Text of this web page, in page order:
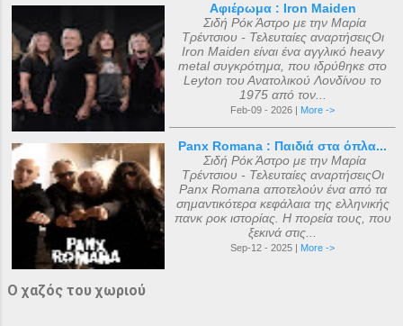
Αφιέρωμα : Iron Maiden
Σιδή Ρόκ Άστρο με την Μαρία
Τρέντσιου - Τελευταίες αναρτήσειςΟι
Iron Maiden είναι ένα αγγλικό heavy
metal συγκρότημα, που ιδρύθηκε στο
Leyton του Ανατολικού Λονδίνου το
1975 από τον...
Feb-09 - 2026 | More ->
Panx Romana : Παιδιά στα όπλα...
Σιδή Ρόκ Άστρο με την Μαρία
Τρέντσιου - Τελευταίες αναρτήσειςΟι
Panx Romana αποτελούν ένα από τα
σημαντικότερα κεφάλαια της ελληνικής
πανκ ροκ ιστορίας. Η πορεία τους, που
ξεκινά στις...
Sep-12 - 2025 | More ->
Ο χαζός του χωριού